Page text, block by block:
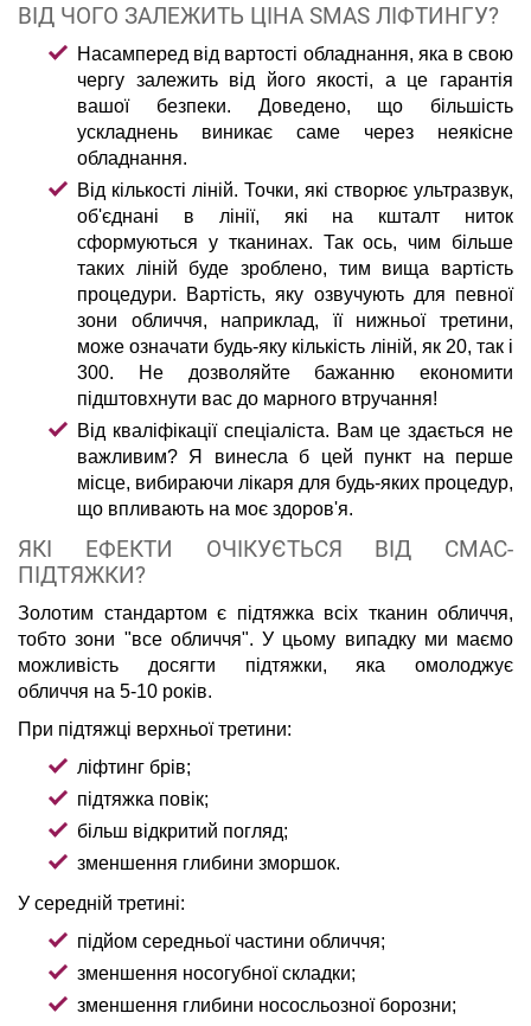
ВІД ЧОГО ЗАЛЕЖИТЬ ЦІНА SMAS ЛІФТИНГУ?
Насамперед від вартості обладнання, яка в свою
чергу залежить від його якості, а це гарантія
вашої безпеки. Доведено, що більшість
ускладнень виникає саме через неякісне
обладнання.
Від кількості ліній. Точки, які створює ультразвук,
об'єднані в лінії, які на кшталт ниток
сформуються у тканинах. Так ось, чим більше
таких ліній буде зроблено, тим вища вартість
процедури. Вартість, яку озвучують для певної
зони обличчя, наприклад, її нижньої третини,
може означати будь-яку кількість ліній, як 20, так і
300. Не дозволяйте бажанню економити
підштовхнути вас до марного втручання!
Від кваліфікації спеціаліста. Вам це здається не
важливим? Я винесла б цей пункт на перше
місце, вибираючи лікаря для будь-яких процедур,
що впливають на моє здоров'я.
ЯКІ ЕФЕКТИ ОЧІКУЄТЬСЯ ВІД СМАС-
ПІДТЯЖКИ?
Золотим стандартом є підтяжка всіх тканин обличчя,
тобто зони "все обличчя". У цьому випадку ми маємо
можливість досягти підтяжки, яка омолоджує
обличчя на 5-10 років.
При підтяжці верхньої третини:
ліфтинг брів;
підтяжка повік;
більш відкритий погляд;
зменшення глибини зморшок.
У середній третині:
підйом середньої частини обличчя;
зменшення носогубної складки;
зменшення глибини нососльозної борозни;